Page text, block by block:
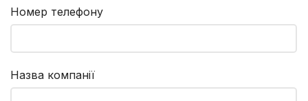
Номер телефону
Назва компанії